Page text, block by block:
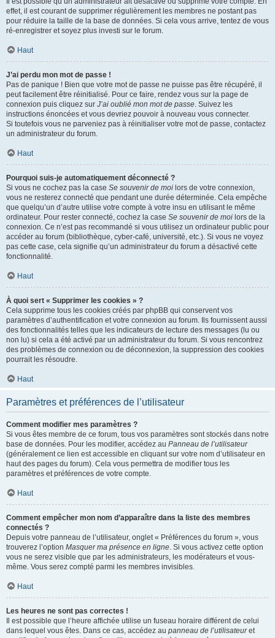
effet, il est courant de supprimer régulièrement les membres ne postant pas
pour réduire la taille de la base de données. Si cela vous arrive, tentez de vous
ré-enregistrer et soyez plus investi sur le forum.
Haut
J’ai perdu mon mot de passe !
Pas de panique ! Bien que votre mot de passe ne puisse pas être récupéré, il
peut facilement être réinitialisé. Pour ce faire, rendez vous sur la page de
connexion puis cliquez sur J’ai oublié mon mot de passe. Suivez les
instructions énoncées et vous devriez pouvoir à nouveau vous connecter.
Si toutefois vous ne parveniez pas à réinitialiser votre mot de passe, contactez
un administrateur du forum.
Haut
Pourquoi suis-je automatiquement déconnecté ?
Si vous ne cochez pas la case Se souvenir de moi lors de votre connexion,
vous ne resterez connecté que pendant une durée déterminée. Cela empêche
que quelqu’un d’autre utilise votre compte à votre insu en utilisant le même
ordinateur. Pour rester connecté, cochez la case Se souvenir de moi lors de la
connexion. Ce n’est pas recommandé si vous utilisez un ordinateur public pour
accéder au forum (bibliothèque, cyber-café, université, etc.). Si vous ne voyez
pas cette case, cela signifie qu’un administrateur du forum a désactivé cette
fonctionnalité.
Haut
À quoi sert « Supprimer les cookies » ?
Cela supprime tous les cookies créés par phpBB qui conservent vos
paramètres d’authentification et votre connexion au forum. Ils fournissent aussi
des fonctionnalités telles que les indicateurs de lecture des messages (lu ou
non lu) si cela a été activé par un administrateur du forum. Si vous rencontrez
des problèmes de connexion ou de déconnexion, la suppression des cookies
pourrait les résoudre.
Haut
Paramètres et préférences de l’utilisateur
Comment modifier mes paramètres ?
Si vous êtes membre de ce forum, tous vos paramètres sont stockés dans notre
base de données. Pour les modifier, accédez au Panneau de l’utilisateur
(généralement ce lien est accessible en cliquant sur votre nom d’utilisateur en
haut des pages du forum). Cela vous permettra de modifier tous les
paramètres et préférences de votre compte.
Haut
Comment empêcher mon nom d’apparaître dans la liste des membres
connectés ?
Depuis votre panneau de l’utilisateur, onglet « Préférences du forum », vous
trouverez l’option Masquer ma présence en ligne. Si vous activez cette option
vous ne serez visible que par les administrateurs, les modérateurs et vous-
même. Vous serez compté parmi les membres invisibles.
Haut
Les heures ne sont pas correctes !
Il est possible que l’heure affichée utilise un fuseau horaire différent de celui
dans lequel vous êtes. Dans ce cas, accédez au panneau de l’utilisateuret